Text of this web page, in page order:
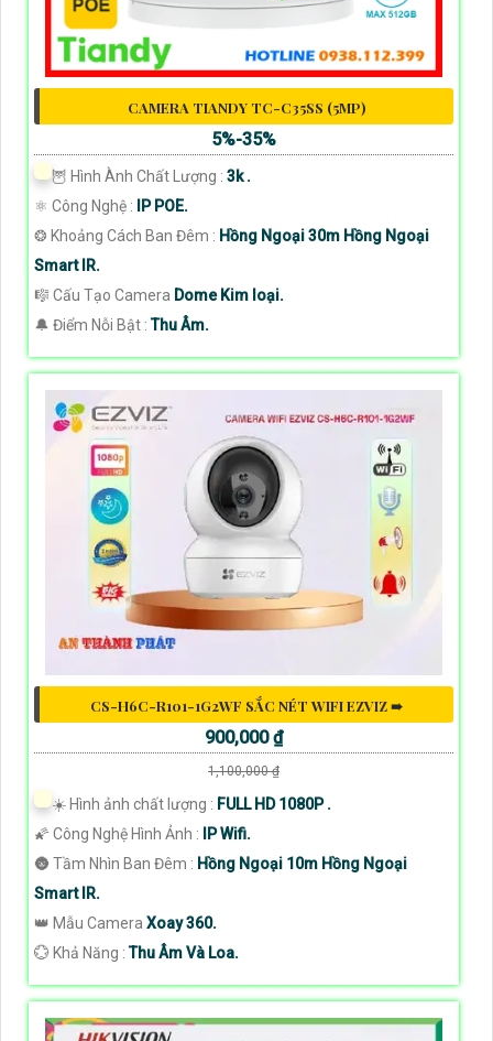
CAMERA TIANDY TC-C35SS (5MP)
5%-35%
🦉 Hình Ành Chất Lượng : 3k .
⚛️ Công Nghệ : IP POE.
❂ Khoảng Cách Ban Đêm : Hồng Ngoại 30m Hồng Ngoại
Smart IR.
🎼️ Cấu Tạo Camera Dome Kim loại.
️🔔 Điểm Nỗi Bật :Thu Âm.
CS-H6C-R101-1G2WF SẮC NÉT WIFI EZVIZ ➠
900,000 ₫
1,100,000 ₫
☀️ Hình ảnh chất lượng : FULL HD 1080P .
🌠 Công Nghệ Hình Ảnh :
IP Wifi.
🌚 Tầm Nhìn Ban Đêm : Hồng Ngoại 10m Hồng Ngoại
Smart IR.
👑 Mẫu Camera Xoay 360.
️💮 Khả Năng :Thu Âm Và Loa.